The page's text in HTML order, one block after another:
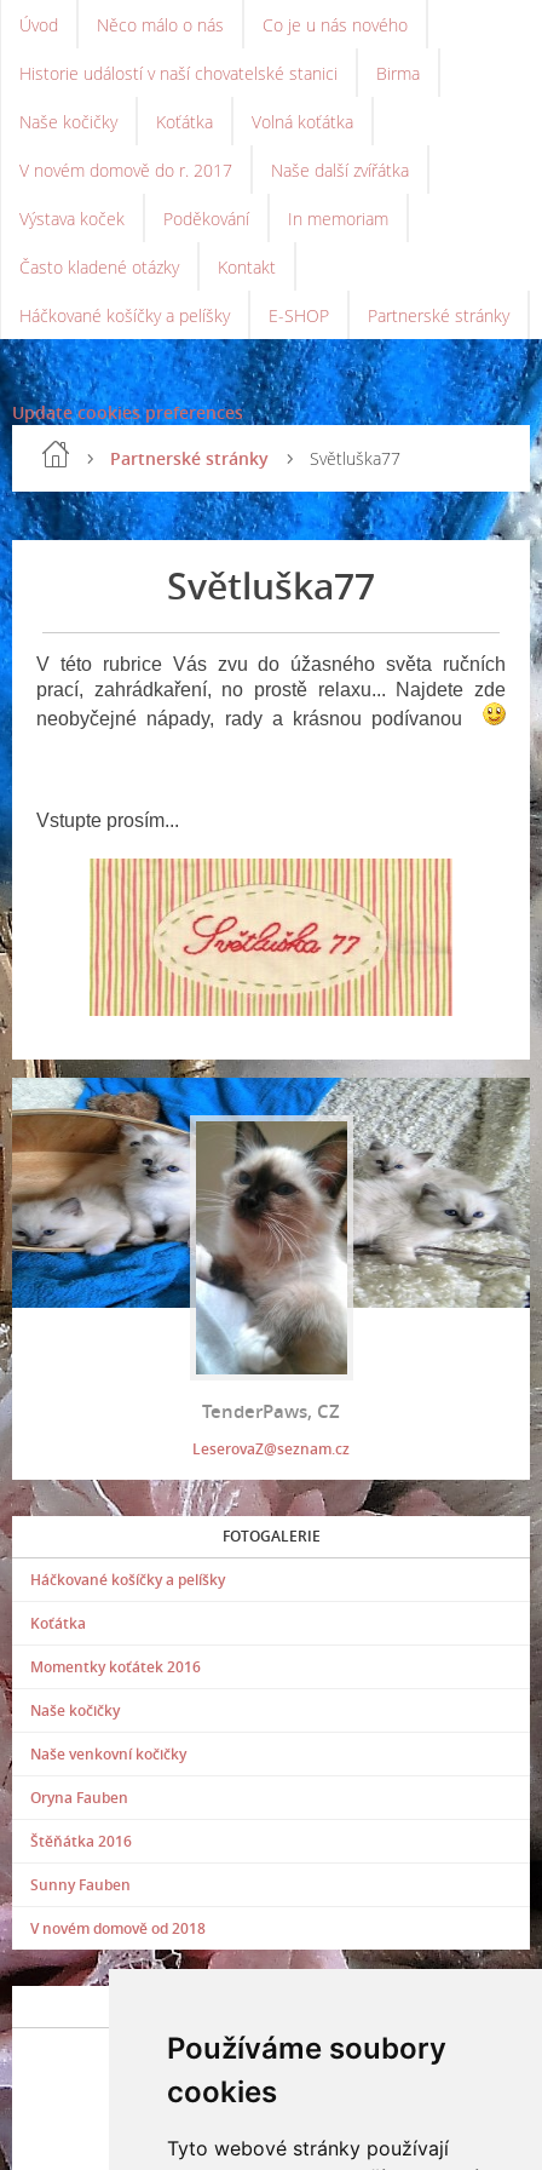
Používáme soubory
cookies
Tyto webové stránky používají
Úvod Něco málo o nás Co je u nás nového
Historie událostí v naší chovatelské stanici Birma
Naše kočičky Koťátka Volná koťátka
V novém domově do r. 2017 Naše další zvířátka
Výstava koček Poděkování In memoriam
Často kladené otázky Kontakt
Háčkované košíčky a pelíšky E-SHOP Partnerské stránky
Update cookies preferences
Partnerské stránky
Světluška77
Světluška77
V této rubrice Vás zvu do úžasného světa ručních
prací, zahrádkaření, no prostě relaxu... Najdete zde
neobyčejné nápady, rady a krásnou podívanou
Vstupte prosím...
TenderPaws, CZ
LeserovaZ@seznam.cz
FOTOGALERIE
Háčkované košíčky a pelíšky
Koťátka
Momentky koťátek 2016
Naše kočičky
Naše venkovní kočičky
Oryna Fauben
Štěňátka 2016
Sunny Fauben
V novém domově od 2018
Indianna Ryve